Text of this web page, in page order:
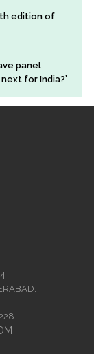
edition of
panel
for India?’